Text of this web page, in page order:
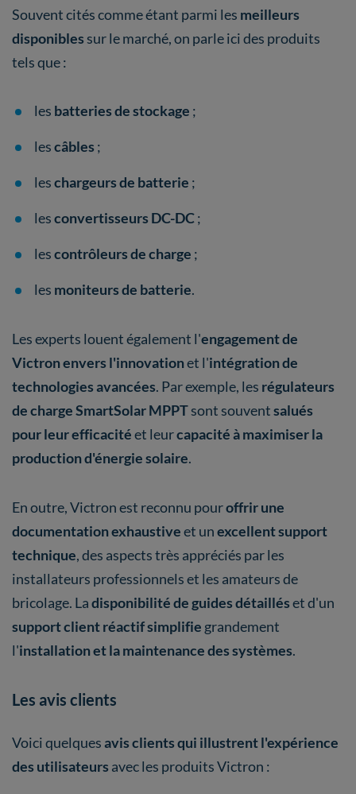
Souvent cités comme étant parmi les meilleurs
disponibles sur le marché, on parle ici des produits
tels que :
les batteries de stockage ;
lescâbles ;
leschargeurs de batterie ;
lesconvertisseurs DC-DC;
lescontrôleurs de charge ;
les moniteurs de batterie.
Les experts louent également l'engagement de
Victron envers l'innovationet l'intégration de
technologies avancées. Par exemple, les régulateurs
de charge SmartSolar MPPTsont souventsalués
pour leur efficacitéet leurcapacité à maximiser la
production d'énergie solaire.
En outre, Victron est reconnu pouroffrir une
documentation exhaustiveet unexcellent support
technique, des aspects très appréciés par les
installateurs professionnels et les amateurs de
bricolage. Ladisponibilité de guides détailléset d'un
support client réactif simplifie grandement
l'installation et la maintenance des systèmes.
Les avis clients
Voici quelquesavis clients qui illustrent l'expérience
des utilisateurs avec les produits Victron :